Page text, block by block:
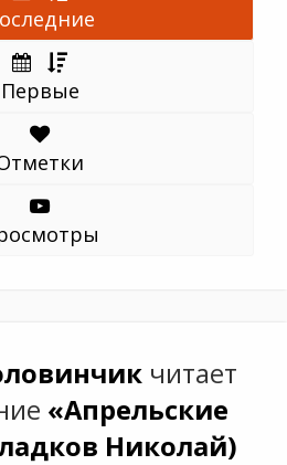
Первые
читает
«Апрельские
Николай)